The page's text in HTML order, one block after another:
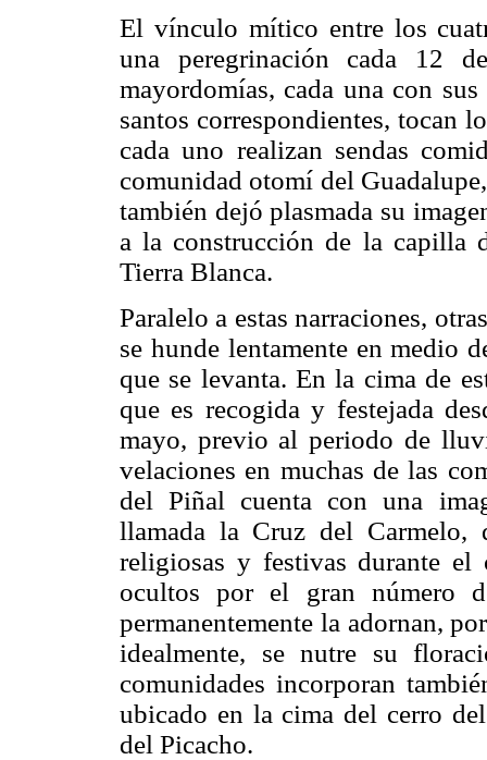
El vínculo mítico entre los
una peregrinación cada 12
mayordomías, cada una con
santos correspondientes, tocan
cada uno realizan sendas
comunidad otomí del
también dejó plasmada su
a la construcción de la capilla
Tierra Blanca.
Paralelo a estas narraciones,
se hunde lentamente en medio
que se levanta. En la cima de
que es recogida y festejada
mayo, previo al periodo de
velaciones en muchas de las
del Piñal cuenta con una
llamada la Cruz del Carmelo,
religiosas y festivas durante
ocultos por el gran número
permanentemente la adornan,
idealmente, se nutre su
comunidades incorporan
ubicado en la cima del cerro
del Picacho.